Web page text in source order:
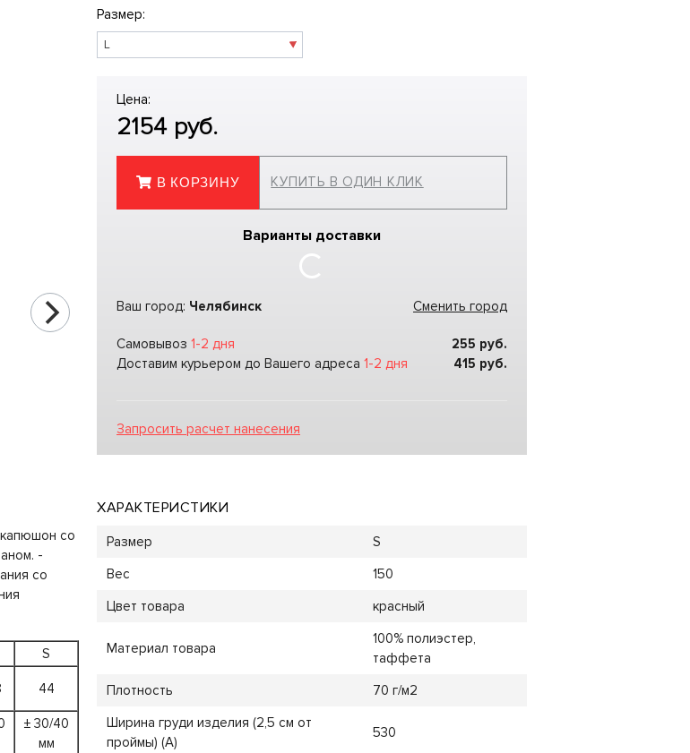
Размер:
Цена:
2154 руб.
В КОРЗИНУ КУПИТЬ В ОДИН КЛИК
Варианты доставки
Ваш город: Челябинск Сменить город
Самовывоз 1-2 дня 255 руб.
Доставим курьером до Вашего адреса 1-2 дня 415 руб.
Запросить расчет нанесения
со
-
со
S
44
± 30/40
мм
ХАРАКТЕРИСТИКИ
Размер
S
Вес
150
Цвет товара
красный
Материал товара
100% полиэстер,
таффета
Плотность
70 г/м2
Ширина груди изделия (2,5 см от
проймы) (A)
530